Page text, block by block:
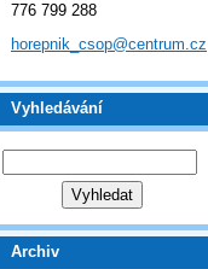
776 799 288
horepnik_csop@centrum.cz
Vyhledávání
Archiv